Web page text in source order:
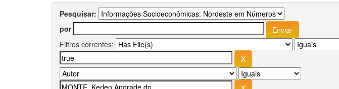
Pesquisar:
por
Filtros correntes: